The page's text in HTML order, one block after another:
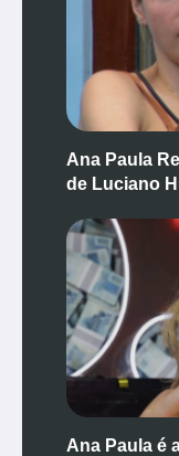
Ana Paula
de Luciano
Ana Paula é